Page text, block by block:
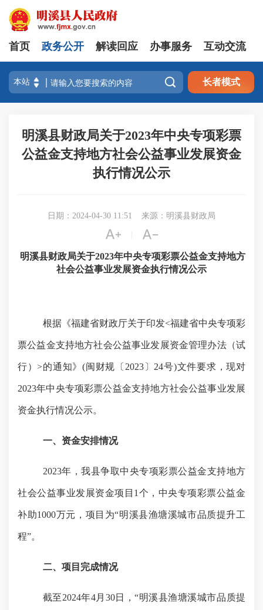
首页 政务公开 解读回应 办事服务 互动交流
 长者模式
明溪县财政局关于2023年中央专项彩票
公益金支持地方社会公益事业发展资金
执行情况公示
日期：2024-04-30 11:51 来源：明溪县财政局
 
明溪县财政局关于2023年中央专项彩票公益金支持地方
社会公益事业发展资金执行情况公示
根据《福建省财政厅关于印发<福建省中央专项彩
票公益金支持地方社会公益事业发展资金管理办法（试
行）>的通知》(闽财规〔2023〕24号)文件要求，现对
2023年中央专项彩票公益金支持地方社会公益事业发展
资金执行情况公示。
一、资金安排情况
2023年，我县争取中央专项彩票公益金支持地方
社会公益事业发展资金项目1个，中央专项彩票公益金
补助1000万元，项目为“明溪县渔塘溪城市品质提升工
程”。
二、项目完成情况
截至2024年4月30日，“明溪县渔塘溪城市品质提